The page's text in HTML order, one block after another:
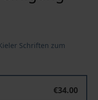
Schriften zum
€34.00